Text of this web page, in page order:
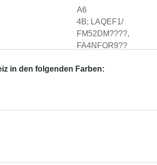
A6
4B; LAQEF1/
FM52DM????,
FA4NFOR9??
in den folgenden Farben: